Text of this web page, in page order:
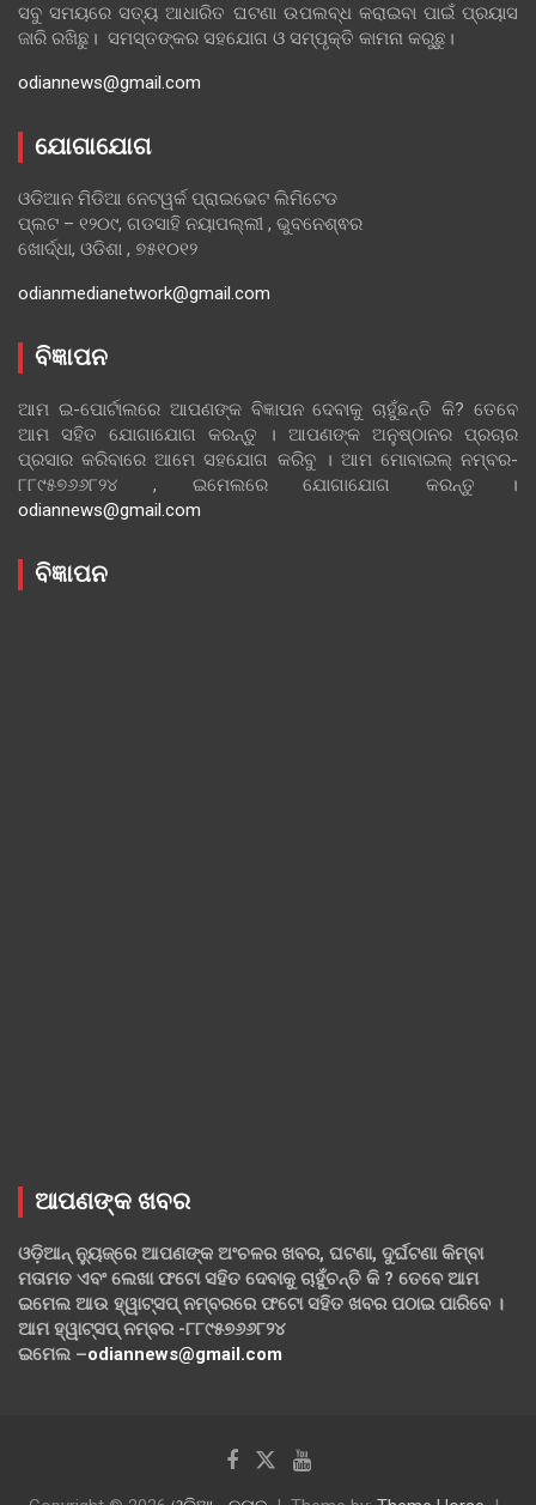
ସବୁ ସମୟରେ ସତ୍ୟ ଆଧାରିତ ଘଟଣା ଉପଲବ୍ଧ କରାଇବା ପାଇଁ ପ୍ରୟାସ
ଜାରି ରଖିଛୁ। ସମସ୍ତଙ୍କର ସହଯୋଗ ଓ ସମ୍ପୃକ୍ତି କାମନା କରୁଛୁ।
odiannews@gmail.com
ଯୋଗାଯୋଗ
ଓଡିଆନ ମିଡିଆ ନେଟୱର୍କ ପ୍ରାଇଭେଟ ଲିମିଟେଡ
ପ୍ଲଟ – ୧୨୦୯, ଗଡସାହି ନୟାପଲ୍ଲୀ , ଭୁବନେଶ୍ଵର
ଖୋର୍ଦ୍ଧା, ଓଡିଶା , ୭୫୧୦୧୨
odianmedianetwork@gmail.com
ବିଜ୍ଞାପନ
ଆମ ଇ-ପୋର୍ଟାଲରେ ଆପଣଙ୍କ ବିଜ୍ଞାପନ ଦେବାକୁ ଚାହୁଁଛନ୍ତି କି? ତେବେ
ଆମ ସହିତ ଯୋଗାଯୋଗ କରନ୍ତୁ । ଆପଣଙ୍କ ଅନୁଷ୍ଠାନର ପ୍ରଚାର
ପ୍ରସାର କରିବାରେ ଆମେ ସହଯୋଗ କରିବୁ । ଆମ ମୋବାଇଲ୍ ନମ୍ବର-
୮୮୯୫୭୬୬୮୨୪ , ଇମେଲରେ ଯୋଗାଯୋଗ କରନ୍ତୁ ।
odiannews@gmail.com
ବିଜ୍ଞାପନ
ଆପଣଙ୍କ ଖବର
ଓଡ଼ିଆନ୍ ନ୍ୟୁଜ୍‌ରେ ଆପଣଙ୍କ ଅଂଚଳର ଖବର, ଘଟଣା, ଦୁର୍ଘଟଣା କିମ୍ବା
ମତାମତ ଏବଂ ଲେଖା ଫଟୋ ସହିତ ଦେବାକୁ ଚାହୁଁଚନ୍ତି କି ? ତେବେ ଆମ
ଇମେଲ ଆଉ ହ୍ୱାଟ୍‌ସପ୍ ନମ୍ବରରେ ଫଟୋ ସହିତ ଖବର ପଠାଇ ପାରିବେ ।
ଆମ ହ୍ୱାଟ୍‌ସପ୍ ନମ୍ବର -୮୮୯୫୭୬୬୮୨୪
ଇମେଲ –odiannews@gmail.com